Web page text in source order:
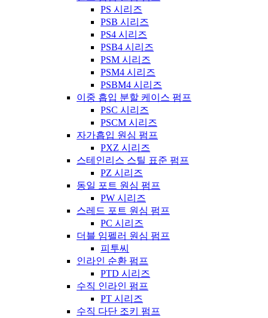
PS 시리즈
PSB 시리즈
PS4 시리즈
PSB4 시리즈
PSM 시리즈
PSM4 시리즈
PSBM4 시리즈
이중 흡입 분할 케이스 펌프
PSC 시리즈
PSCM 시리즈
자가흡입 원심 펌프
PXZ 시리즈
스테인리스 스틸 표준 펌프
PZ 시리즈
동일 포트 원심 펌프
PW 시리즈
스레드 포트 원심 펌프
PC 시리즈
더블 임펠러 원심 펌프
피투씨
인라인 순환 펌프
PTD 시리즈
수직 인라인 펌프
PT 시리즈
수직 다단 조키 펌프